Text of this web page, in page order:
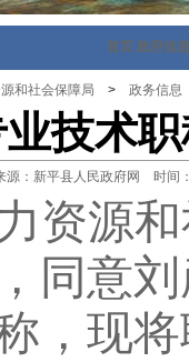
首页 政府信
和社会保障局 > 政务信息
技术
源：新平县人民政府网 时间
资源
同意
， 现将